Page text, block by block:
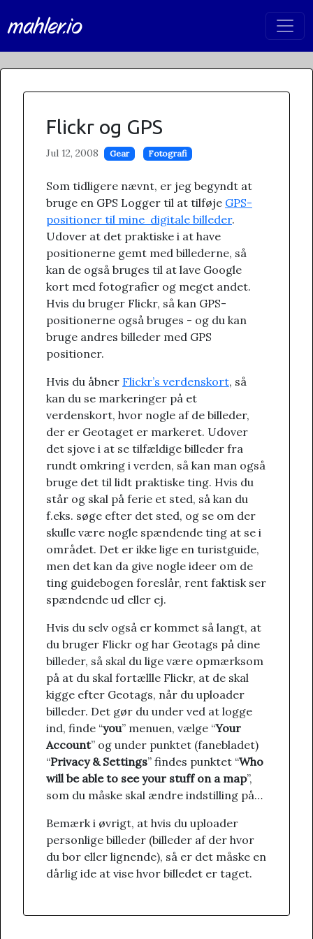
mahler.io
Flickr og GPS
Jul 12, 2008 Gear Fotografi
Som tidligere nævnt, er jeg begyndt at
bruge en GPS Logger til at tilføje GPS-
positioner til mine digitale billeder.
Udover at det praktiske i at have
positionerne gemt med billederne, så
kan de også bruges til at lave Google
kort med fotografier og meget andet.
Hvis du bruger Flickr, så kan GPS-
positionerne også bruges - og du kan
bruge andres billeder med GPS
positioner.
Hvis du åbner Flickr’s verdenskort, så
kan du se markeringer på et
verdenskort, hvor nogle af de billeder,
der er Geotaget er markeret. Udover
det sjove i at se tilfældige billeder fra
rundt omkring i verden, så kan man også
bruge det til lidt praktiske ting. Hvis du
står og skal på ferie et sted, så kan du
f.eks. søge efter det sted, og se om der
skulle være nogle spændende ting at se i
området. Det er ikke lige en turistguide,
men det kan da give nogle ideer om de
ting guidebogen foreslår, rent faktisk ser
spændende ud eller ej.
Hvis du selv også er kommet så langt, at
du bruger Flickr og har Geotags på dine
billeder, så skal du lige være opmærksom
på at du skal fortællle Flickr, at de skal
kigge efter Geotags, når du uploader
billeder. Det gør du under ved at logge
ind, finde “you” menuen, vælge “Your
Account” og under punktet (fanebladet)
“Privacy & Settings” findes punktet “Who
will be able to see your stuff on a map”,
som du måske skal ændre indstilling på…
Bemærk i øvrigt, at hvis du uploader
personlige billeder (billeder af der hvor
du bor eller lignende), så er det måske en
dårlig ide at vise hvor billedet er taget.